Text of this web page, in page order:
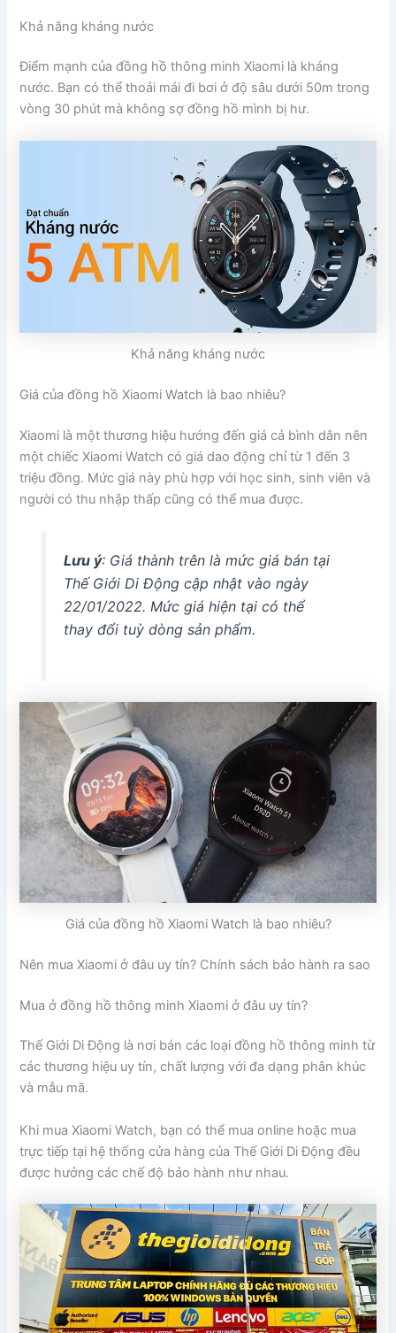
Khả năng kháng nước
Điểm mạnh của đồng hồ thông minh Xiaomi là kháng
nước. Bạn có thể thoải mái đi bơi ở độ sâu dưới 50m trong
vòng 30 phút mà không sợ đồng hồ mình bị hư.
Khả năng kháng nước
Giá của đồng hồ Xiaomi Watch là bao nhiêu?
Xiaomi là một thương hiệu hướng đến giá cả bình dân nên
một chiếc Xiaomi Watch có giá dao động chỉ từ 1 đến 3
triệu đồng. Mức giá này phù hợp với học sinh, sinh viên và
người có thu nhập thấp cũng có thể mua được.
Lưu ý: Giá thành trên là mức giá bán tại
Thế Giới Di Động cập nhật vào ngày
22/01/2022. Mức giá hiện tại có thể
thay đổi tuỳ dòng sản phẩm.
Giá của đồng hồ Xiaomi Watch là bao nhiêu?
Nên mua Xiaomi ở đâu uy tín? Chính sách bảo hành ra sao
Mua ở đồng hồ thông minh Xiaomi ở đâu uy tín?
Thế Giới Di Động là nơi bán các loại đồng hồ thông minh từ
các thương hiệu uy tín, chất lượng với đa dạng phân khúc
và mẫu mã.
Khi mua Xiaomi Watch, bạn có thể mua online hoặc mua
trực tiếp tại hệ thống cửa hàng của Thế Giới Di Động đều
được hưởng các chế độ bảo hành như nhau.